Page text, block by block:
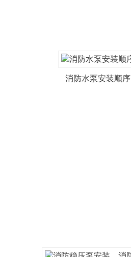
消防水泵安装顺序